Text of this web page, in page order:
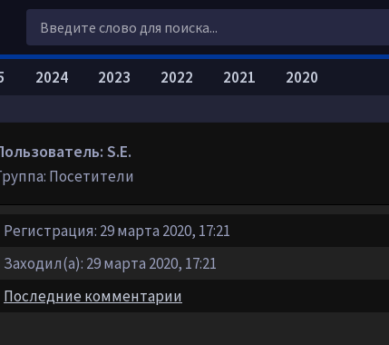
S.E.
Посетители
Регистрация: 29 марта 2020, 17:21
Заходил(а): 29 марта 2020, 17:21
Последние комментарии
2024 2023 2022 2021 2020